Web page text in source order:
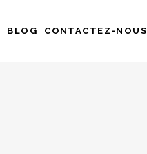
BLOG CONTACTEZ-NOUS